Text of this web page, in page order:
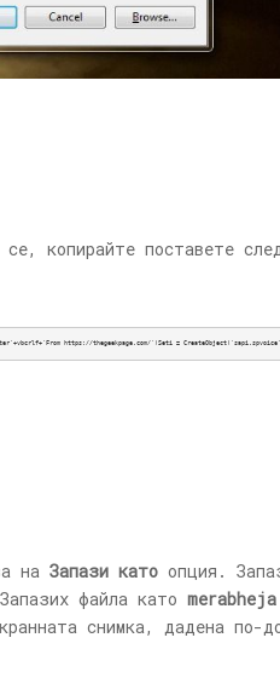
се, копирайте поставете
https://thegeekpage.com/')Seti =
на Запази като опция.
файла като
снимка, дадена по-